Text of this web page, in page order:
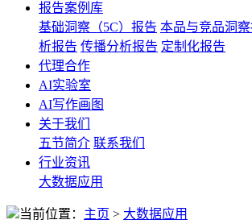
报告案例库
基础洞察（5C）报告 本品与竞品洞
析报告 传播分析报告 定制化报告
代理合作
AI实验室
AI写作画图
关于我们
五节简介 联系我们
行业资讯
大数据应用
当前位置： 主页 > 大数据应用